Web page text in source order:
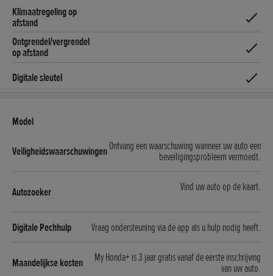
Ontvang een waarschuwing wanneer uw auto een
beveiligingsprobleem vermoedt.
Vind uw auto op de kaart.
Vraag ondersteuning via de app als u hulp nodig heeft.
My Honda+ is 3 jaar gratis vanaf de eerste inschrijving
van uw auto.